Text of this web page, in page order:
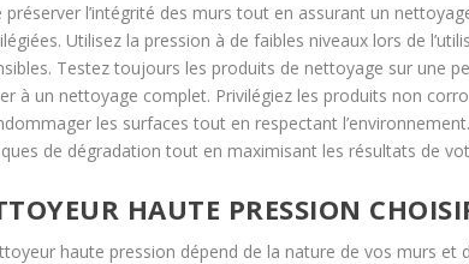
préserver l’intégrité des murs tout en assurant un
Utilisez la pression à de faibles niveaux lors de
Testez toujours les produits de nettoyage sur une
à un nettoyage complet. Privilégiez les produits non
les surfaces tout en respectant
de dégradation tout en maximisant les résultats de
HAUTE PRESSION
haute pression dépend de la nature de vos murs